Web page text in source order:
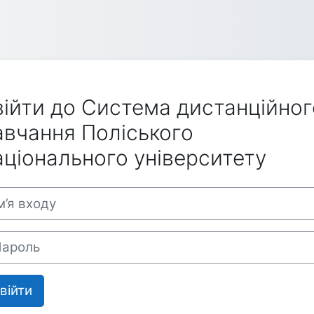
до Система
Поліського
університету
створення нового екаунту